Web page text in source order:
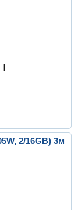
]
2/16GB) 3м